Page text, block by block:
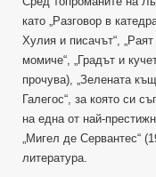
като „Разговор в
Хулия и писачът“,
момиче“, „Градът и
прочува), „Зелената
Галегос“, за която си
на една от най-
„Мигел де Сервантес“
литература.